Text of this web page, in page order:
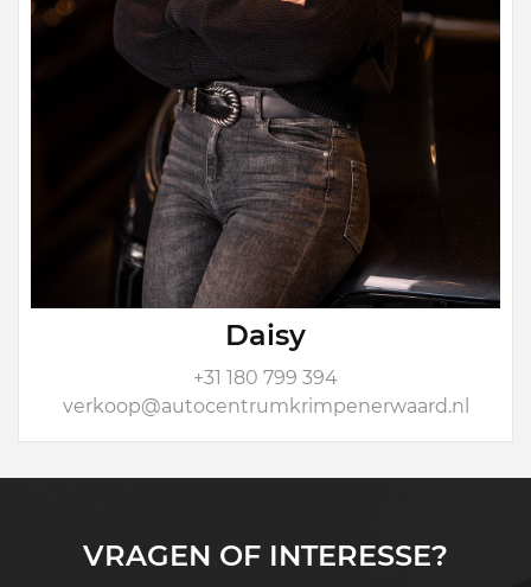
Daisy
+31 180 799 394
verkoop@autocentrumkrimpenerwaard.nl
VRAGEN OF INTERESSE?